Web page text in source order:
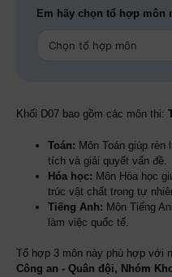
Em hãy chọn tổ hợp môn
Khối D07 bao gồm các môn thi:
Toán: Môn Toán giúp
tích và giải quyết vấn đề.
Hóa học: Môn Hóa học
trúc vật chất trong tự
Tiếng Anh: Môn Tiếng
làm việc quốc tế.
Tổ hợp 3 môn này phù hợp với
Công an - Quân đội, Nhóm